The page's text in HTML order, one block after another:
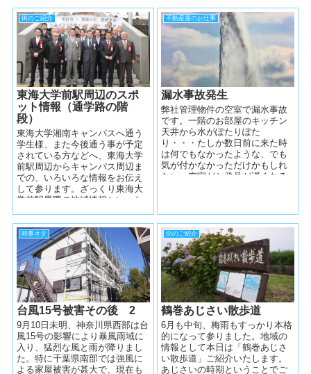
学より...
く、朝の通学...
街のご紹介
東海大学前駅周辺のスポ
ット情報（通学路の階
段）
東海大学湘南キャンパスへ通う
学生様、また今後通う事が予定
されている方などへ、東海大学
前駅周辺からキャンパス周辺ま
での、いろいろな情報をお伝え
して参ります。ざっくり東海大
学前駅界隈の地域情報といった
ったり、地域の...
不動産屋のお仕事
漏水事故発生
弊社管理物件の空室で漏水事故
です。一階のお部屋のキッチン
天井から水がぽたりぽた
り・・・たしか数日前に来た時
は何でもなかったような、でも
気が付かなかっただけかもしれ
ない。空室だと発見が遅くなる
時事ネタ
台風15号被害その後 2
9月10日未明、神奈川県西部は台
風15号の影響により暴風雨域に
入り、猛烈な風と雨が降りまし
た。特に千葉県南部では強風に
よる家屋被害が甚大で、現在も
街のご紹介
鶴巻あじさい散歩道
6月も中旬、梅雨もすっかり本格
的になって参りました。地域の
情報として本日は「鶴巻あじさ
い散歩道」ご紹介いたします。
あじさいの時期ということでご